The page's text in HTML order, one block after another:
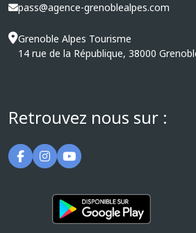
pass@agence-grenoblealpes.com
Grenoble Alpes Tourisme
14 rue de la République, 38000
Retrouvez nous sur :